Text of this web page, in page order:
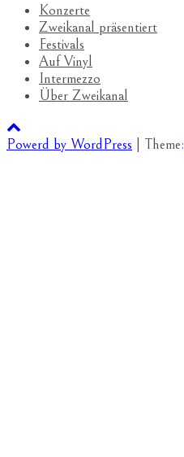
Konzerte
Zweikanal präsentiert
Festivals
Auf Vinyl
Intermezzo
Über Zweikanal
Powerd by WordPress Theme: